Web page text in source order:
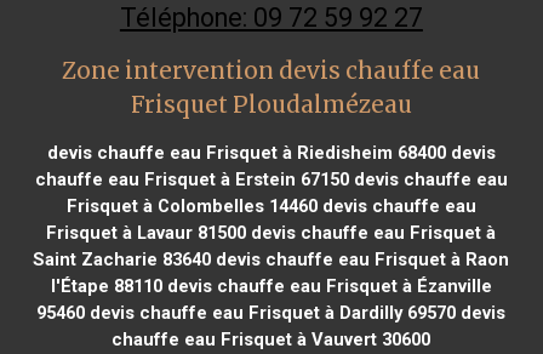
Téléphone: 09 72 59 92 27
Zone intervention devis chauffe eau
Frisquet Ploudalmézeau
devis chauffe eau Frisquet à Riedisheim 68400devis
chauffe eau Frisquet à Erstein 67150devis chauffe eau
Frisquet à Colombelles 14460devis chauffe eau
Frisquet à Lavaur 81500 devis chauffe eau Frisquet à
Saint Zacharie 83640 devis chauffe eau Frisquet à Raon
l'Étape 88110devis chauffe eau Frisquet à Ézanville
95460 devis chauffe eau Frisquet à Dardilly 69570 devis
chauffe eau Frisquet à Vauvert 30600